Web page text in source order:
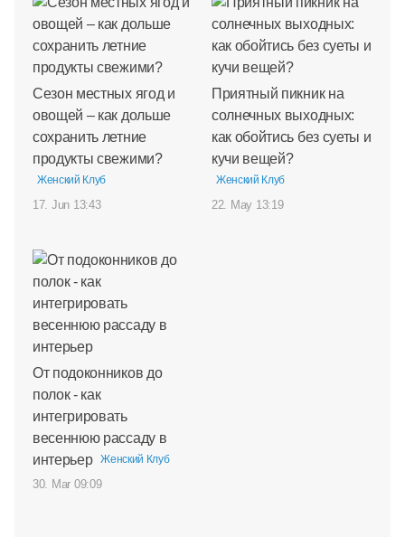
Сезон местных ягод и
овощей – как дольше
сохранить летние
продукты свежими?
Женский Клуб
17. Jun 13:43
Приятный пикник на
солнечных выходных:
как обойтись без суеты и
кучи вещей?
Женский Клуб
22. May 13:19
От подоконников до
полок - как
интегрировать
весеннюю рассаду в
интерьер
Женский Клуб
30. Mar 09:09